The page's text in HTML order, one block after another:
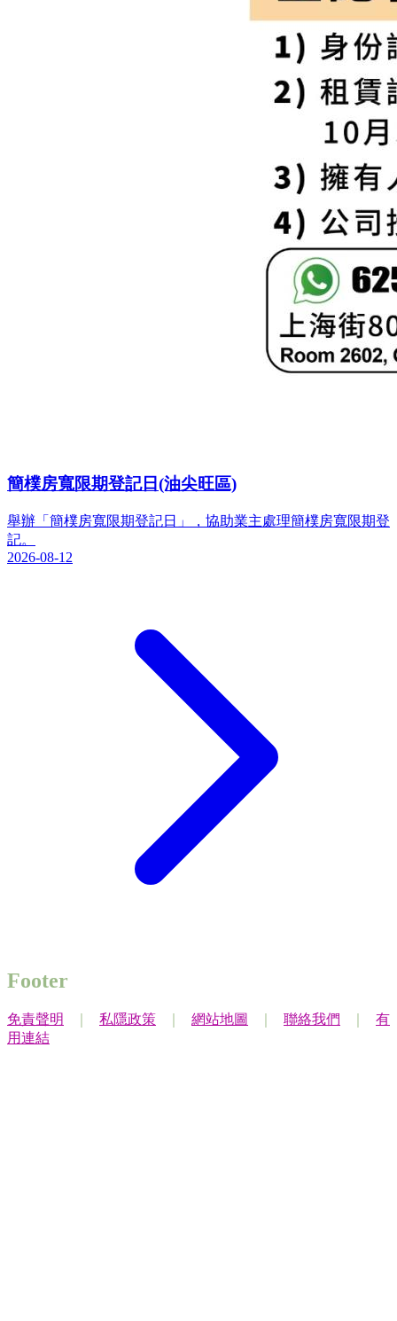
簡樸房寬限期登記日(油尖旺區)
舉辦「簡樸房寬限期登記日」，協助業主處理簡樸房寬限期登
記。
2026-08-12
Footer
免責聲明 私隱政策 網站地圖 聯絡我們
有
用連結